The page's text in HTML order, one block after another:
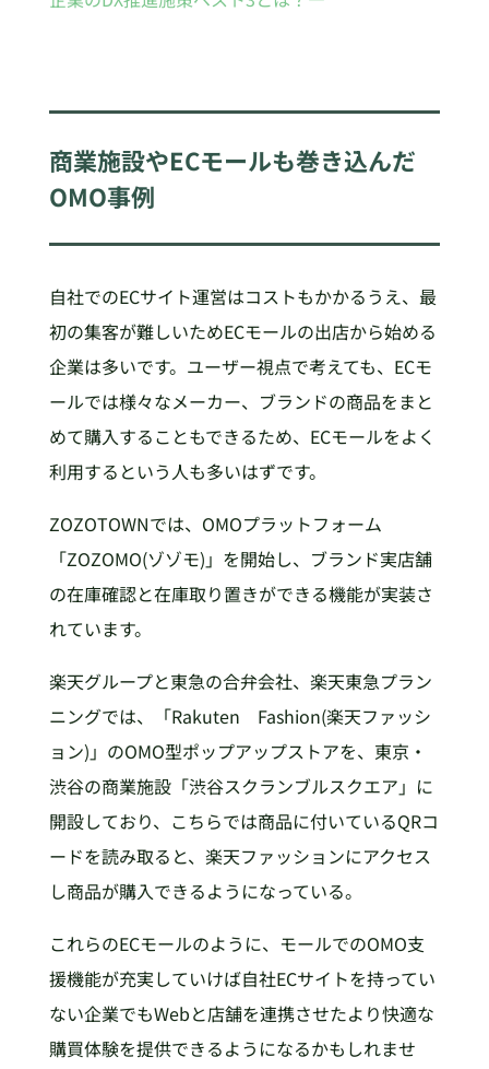
商業施設やECモールも巻き込んだ
OMO事例
自社でのECサイト運営はコストもかかるうえ、最
初の集客が難しいためECモールの出店から始める
企業は多いです。ユーザー視点で考えても、ECモ
ールでは様々なメーカー、ブランドの商品をまと
めて購入することもできるため、ECモールをよく
利用するという人も多いはずです。
ZOZOTOWNでは、OMOプラットフォーム
「ZOZOMO(ゾゾモ)」を開始し、ブランド実店舗
の在庫確認と在庫取り置きができる機能が実装さ
れています。
楽天グループと東急の合弁会社、楽天東急プラン
ニングでは、「Rakuten Fashion(楽天ファッシ
ョン)」のOMO型ポップアップストアを、東京・
渋谷の商業施設「渋谷スクランブルスクエア」に
開設しており、こちらでは商品に付いているQRコ
ードを読み取ると、楽天ファッションにアクセス
し商品が購入できるようになっている。
これらのECモールのように、モールでのOMO支
援機能が充実していけば自社ECサイトを持ってい
ない企業でもWebと店舗を連携させたより快適な
購買体験を提供できるようになるかもしれませ